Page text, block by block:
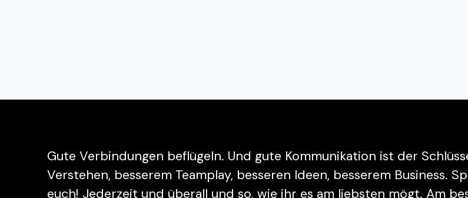
Gute Verbindungen beflügeln. Und gute Kommunikation ist der
Verstehen, besserem Teamplay, besseren Ideen, besserem
euch! Jederzeit und überall und so, wie ihr es am liebsten mögt. Am